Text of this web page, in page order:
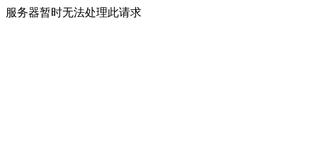
服务器暂时无法处理此请求